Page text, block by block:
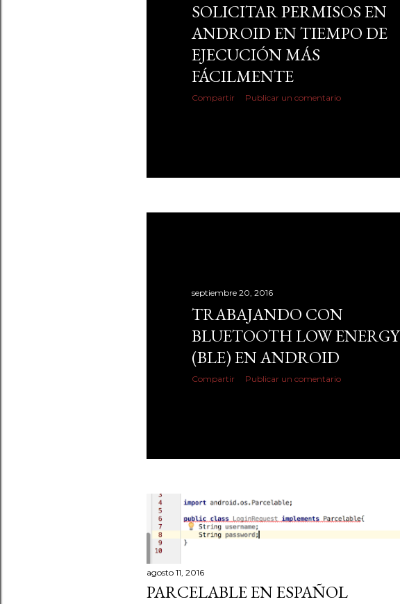
SOLICITAR PERMISOS EN
ANDROID EN TIEMPO DE
EJECUCIÓN MÁS
FÁCILMENTE
Compartir Publicar un comentario
septiembre 20, 2016
TRABAJANDO CON
BLUETOOTH LOW ENERGY
(BLE) EN ANDROID
Compartir Publicar un comentario
agosto 11, 2016
PARCELABLE EN ESPAÑOL